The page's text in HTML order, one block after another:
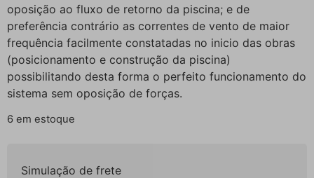
oposição ao fluxo de retorno da piscina; e de
preferência contrário as correntes de vento de maior
frequência facilmente constatadas no inicio das obras
(posicionamento e construção da piscina)
possibilitando desta forma o perfeito funcionamento do
sistema sem oposição de forças.
6 em estoque
Simulação de frete